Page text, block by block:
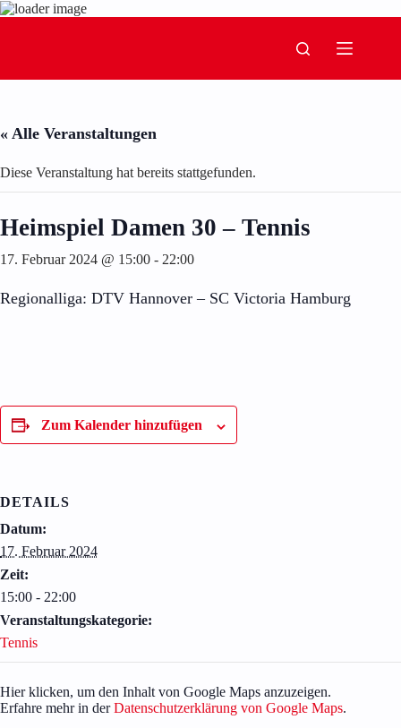
« Alle Veranstaltungen
Diese Veranstaltung hat bereits stattgefunden.
Heimspiel Damen 30 – Tennis
17. Februar 2024 @ 15:00 - 22:00
Regionalliga: DTV Hannover – SC Victoria Hamburg
Zum Kalender hinzufügen
DETAILS
Datum:
17. Februar 2024
Zeit:
15:00 - 22:00
Veranstaltungskategorie:
Tennis
„Iframe
von
Hier klicken, um den Inhalt von Google Maps anzuzeigen.
Erfahre mehr in derDatenschutzerklärung von Google Maps.